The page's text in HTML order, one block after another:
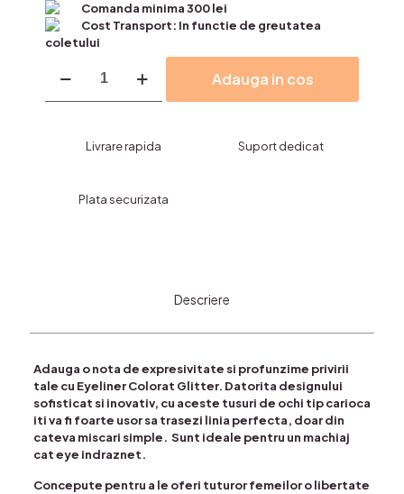
Comanda minima 300 lei
Cost Transport: In functie de greutatea
coletului
Tus
de
Adauga in cos
Livrare rapida Suport dedicat
Plata securizata
Descriere
Adauga o nota de expresivitate si profunzime privirii
tale cu Eyeliner Colorat Glitter. Datorita designului
sofisticat si inovativ, cu aceste tusuri de ochi tip carioca
iti va fi foarte usor sa trasezi linia perfecta, doar din
cateva miscari simple. Sunt ideale pentru un machiaj
cat eye indraznet.
Concepute pentru a le oferi tuturor femeilor o libertate